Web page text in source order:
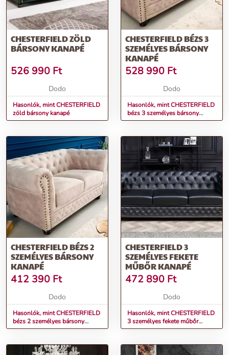
CHESTERFIELD ZÖLD
BÁRSONY KANAPÉ
526 990 Ft
Dodo
Hasonlók, mint CHESTERFIELD
zöld bársony kanapé
CHESTERFIELD BÉZS 3
SZEMÉLYES BÁRSONY
KANAPÉ
528 990 Ft
Dodo
Hasonlók, mint CHESTERFIELD
bézs 3 személyes bársony
kanapé
CHESTERFIELD BÉZS 2
SZEMÉLYES BÁRSONY
KANAPÉ
412 390 Ft
Dodo
Hasonlók, mint CHESTERFIELD
bézs 2 személyes bársony
kanapé
CHESTERFIELD 3
SZEMÉLYES FEKETE
MŰBŐR KANAPÉ
472 890 Ft
Dodo
Hasonlók, mint CHESTERFIELD
3 személyes fekete műbőr
kanapé